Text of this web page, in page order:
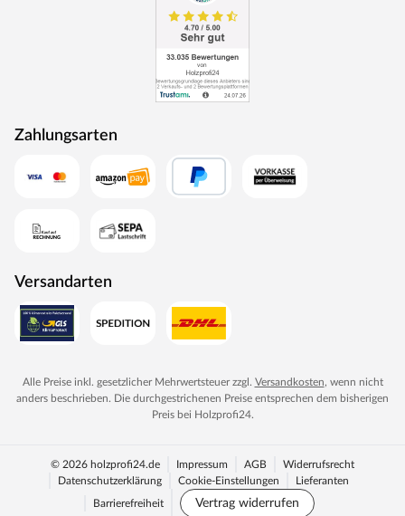
Zahlungsarten
Versandarten
Alle Preise inkl. gesetzlicher Mehrwertsteuer zzgl. Versandkosten, wenn nicht
anders beschrieben. Die durchgestrichenen Preise entsprechen dem bisherigen
Preis bei Holzprofi24.
© 2026 holzprofi24.de Impressum AGB
Widerrufsrecht
Datenschutzerklärung
Cookie-Einstellungen Lieferanten
Barrierefreiheit Vertrag widerrufen